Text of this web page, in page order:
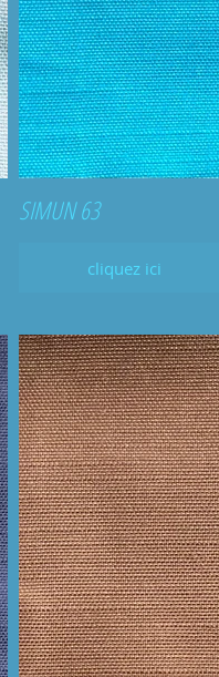
SIMUN 63
cliquez ici